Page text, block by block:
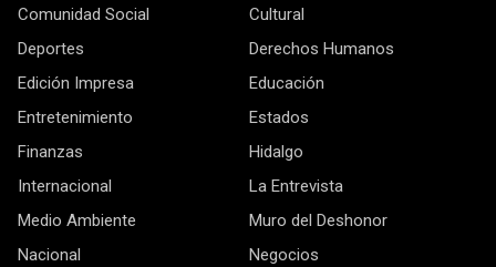
Comunidad Social
Cultural
Deportes
Derechos Humanos
Edición Impresa
Educación
Entretenimiento
Estados
Finanzas
Hidalgo
Internacional
La Entrevista
Medio Ambiente
Muro del Deshonor
Nacional
Negocios